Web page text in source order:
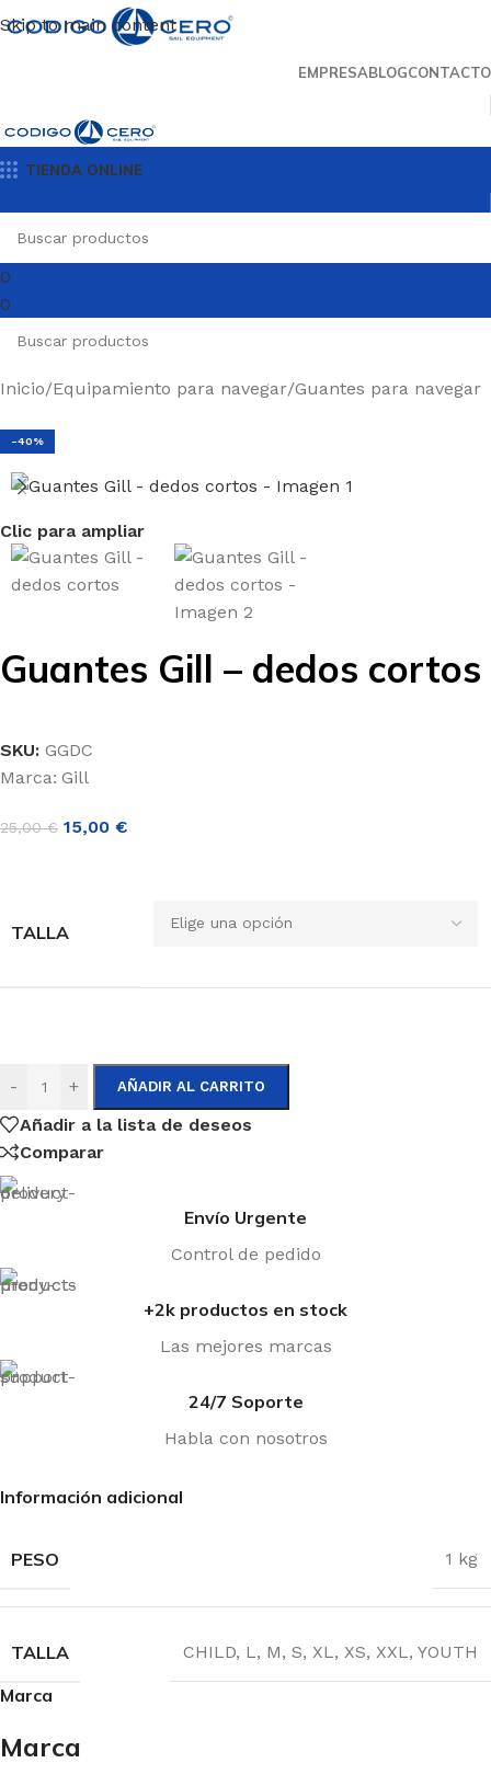
Skip to main content
EMPRESABLOGCONTACTO
TIENDA ONLINE
Orza y Timón
Mástiles
Botavara
ACCESORIOS
Cabos
FUNDAS
0
0
Inicio/Equipamiento para navegar/Guantes para navegar
-40%
Clic para ampliar
Guantes Gill – dedos cortos
SKU: GGDC
Marca: Gill
25,00€ 15,00 €
TALLA
- + AÑADIR AL CARRITO
Añadir a la lista de deseos
Comparar
Envío Urgente
Control de pedido
+2k productos en stock
Las mejores marcas
24/7 Soporte
Habla con nosotros
Información adicional
PESO 1 kg
TALLA CHILD, L, M, S, XL, XS, XXL, YOUTH
Marca
Marca